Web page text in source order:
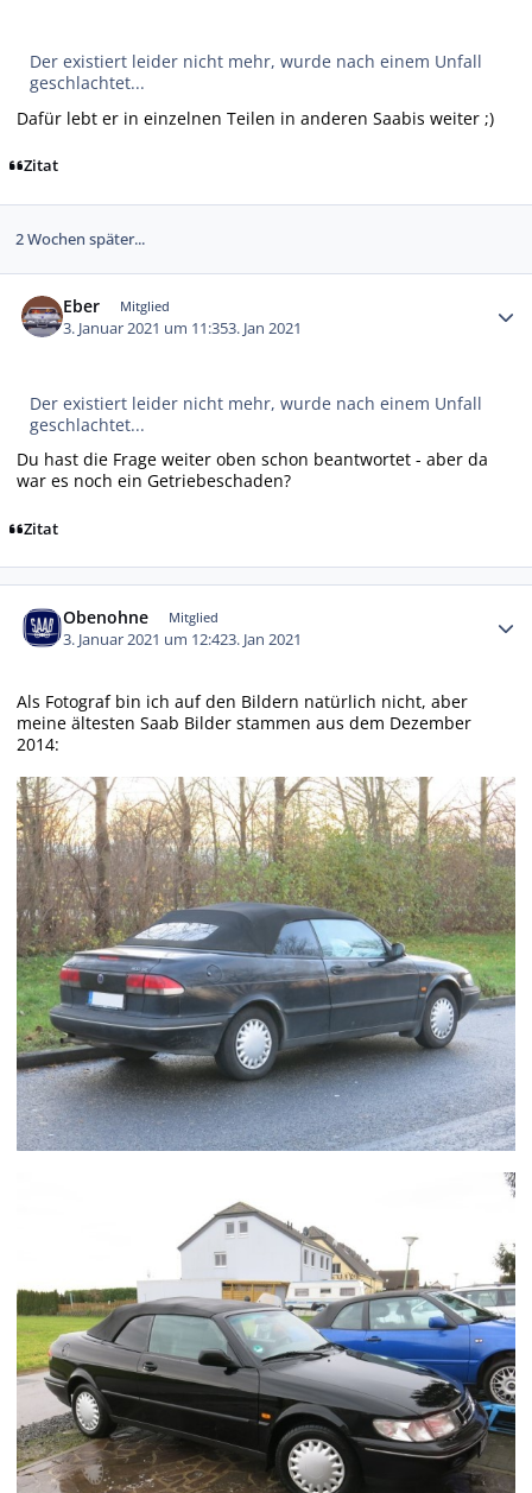
Der existiert leider nicht mehr, wurde nach einem Unfall
geschlachtet...
Dafür lebt er in einzelnen Teilen in anderen Saabis weiter ;)
Zitat
2 Wochen später...
Eber Mitglied
3. Januar 2021 um 11:353. Jan 2021
Der existiert leider nicht mehr, wurde nach einem Unfall
geschlachtet...
Du hast die Frage weiter oben schon beantwortet - aber da
war es noch ein Getriebeschaden?
Zitat
Obenohne Mitglied
3. Januar 2021 um 12:423. Jan 2021
Als Fotograf bin ich auf den Bildern natürlich nicht, aber
meine ältesten Saab Bilder stammen aus dem Dezember
2014: